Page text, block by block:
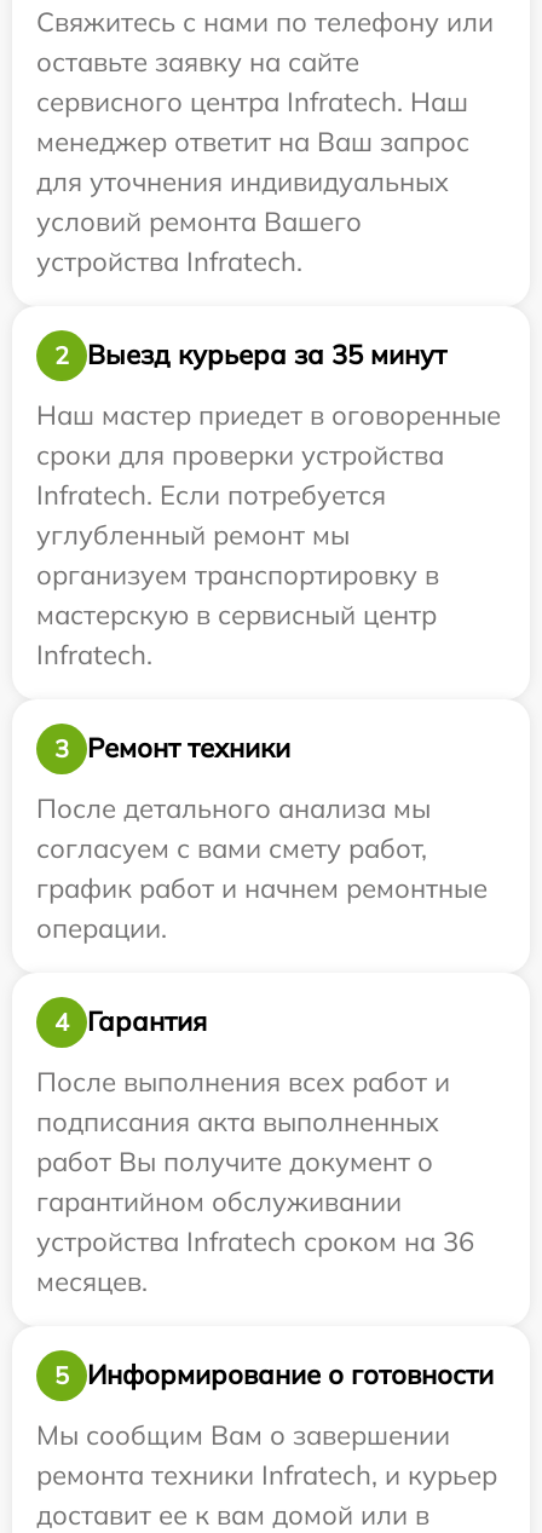
Свяжитесь с нами по телефону или
оставьте заявку на сайте
сервисного центра Infratech. Наш
менеджер ответит на Ваш запрос
для уточнения индивидуальных
условий ремонта Вашего
устройства Infratech.
2
Выезд курьера за 35 минут
Наш мастер приедет в оговоренные
сроки для проверки устройства
Infratech. Если потребуется
углубленный ремонт мы
организуем транспортировку в
мастерскую в сервисный центр
Infratech.
3
Ремонт техники
После детального анализа мы
согласуем с вами смету работ,
график работ и начнем ремонтные
операции.
4
Гарантия
После выполнения всех работ и
подписания акта выполненных
работ Вы получите документ о
гарантийном обслуживании
устройства Infratech сроком на 36
месяцев.
5
Информирование о готовности
Мы сообщим Вам о завершении
ремонта техники Infratech, и курьер
доставит ее к вам домой или в